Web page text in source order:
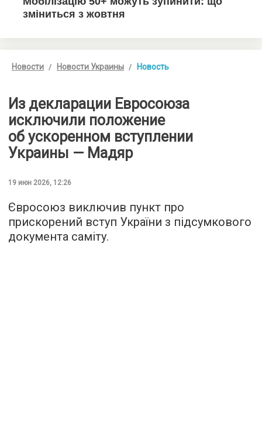
Новости Новости Украины Новость
Из декларации Евросоюза
исключили положение
об ускоренном вступлении
Украины — Мадяр
19 июн 2026, 12:26
Євросоюз виключив пункт про
прискорений вступ України з підсумкового
документа саміту.